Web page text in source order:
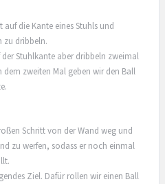
die Kante eines Stuhls und
zu dribbeln.
Stuhlkante aber dribbeln zweimal
zweiten Mal geben wir den Ball
Schritt von der Wand weg und
zu werfen, sodass er noch einmal
Ziel. Dafür rollen wir einen Ball